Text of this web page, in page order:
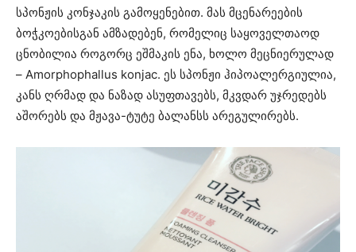
სპონჟის კონჯაკის გამოყენებით. მას მცენარეების
ბოჭკოებისგან ამზადებენ, რომელიც საყოველთაოდ
ცნობილია როგორც ეშმაკის ენა, ხოლო მეცნიერულად
– Amorphophallus konjac. ეს სპონჟი ჰიპოალერგიულია,
კანს ღრმად და ნაზად ასუფთავებს, მკვდარ უჯრედებს
აშორებს და მჟავა-ტუტე ბალანსს არეგულირებს.